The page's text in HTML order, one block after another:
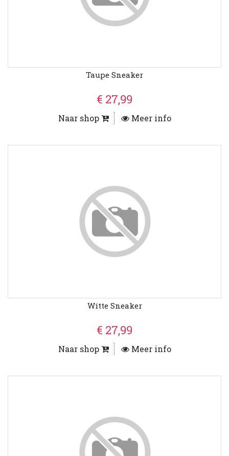
Taupe Sneaker
€ 27,99
Naar shop Meer info
Witte Sneaker
€ 27,99
Naar shop Meer info